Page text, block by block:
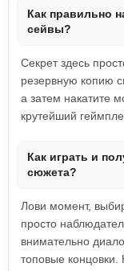
Как правильно
сейвы?
Секрет здесь
резервную копию
а затем накатите
крутейший
Как играть и
сюжета?
Лови момент,
просто
внимательно
топовые